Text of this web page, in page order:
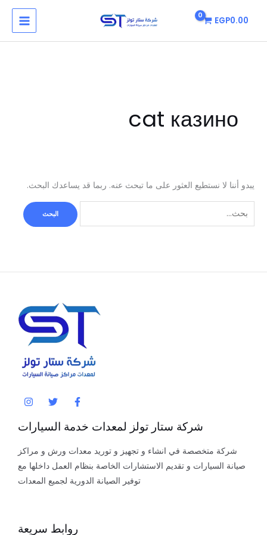
EGP0.00
MAIN
MENU
cat казино
يبدو أننا لا نستطيع العثور على ما تبحث عنه. ربما قد يساعدك البحث.
عن:
شركة ستار تولز لمعدات خدمة السيارات
شركة متخصصة في انشاء و تجهيز و توريد معدات ورش و مراكز
صيانة السيارات و تقديم الاستشارات الخاصة بنظام العمل داخلها مع
توفير الصيانة الدورية لجميع المعدات
روابط سريعة